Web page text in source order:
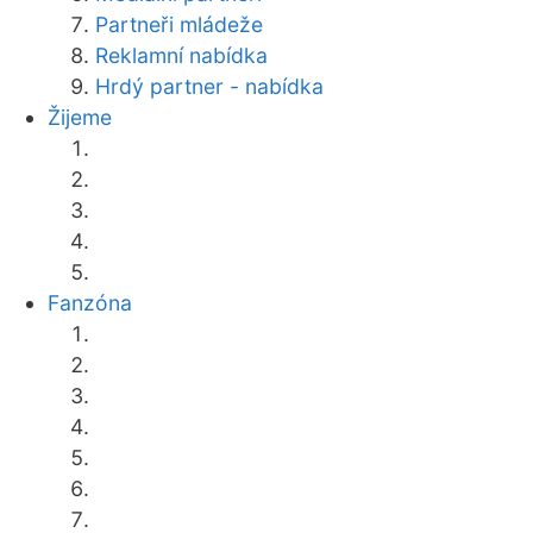
Partneři mládeže
Reklamní nabídka
Hrdý partner - nabídka
Žijeme
Fanzóna